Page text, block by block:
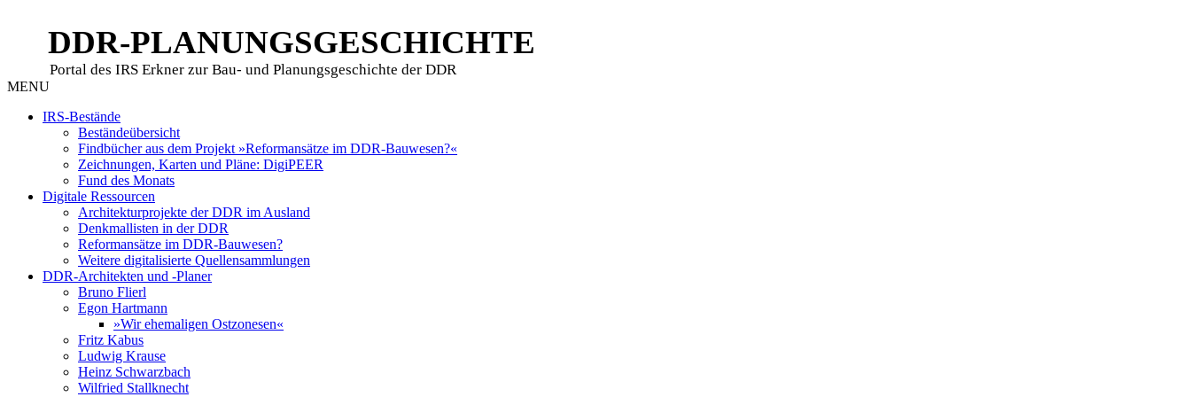
DDR-PLANUNGSGESCHICHTE
Portal des IRS Erkner zur Bau- und Planungsgeschichte der DDR
MENU
IRS-Bestände
Beständeübersicht
Findbücher aus dem Projekt »Reformansätze im DDR-Bauwesen?«
Zeichnungen, Karten und Pläne: DigiPEER
Fund des Monats
Digitale Ressourcen
Architekturprojekte der DDR im Ausland
Denkmallisten in der DDR
Reformansätze im DDR-Bauwesen?
Weitere digitalisierte Quellensammlungen
DDR-Architekten und -Planer
Bruno Flierl
Egon Hartmann
»Wir ehemaligen Ostzonesen«
Fritz Kabus
Ludwig Krause
Heinz Schwarzbach
Wilfried Stallknecht